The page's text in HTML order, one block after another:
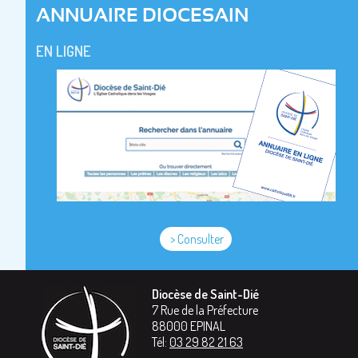
ANNUAIRE DIOCESAIN
EN LIGNE
> Consulter
Diocèse de Saint-Dié
7 Rue de la Préfecture
88000 EPINAL
Tél: 03 29 82 21 63